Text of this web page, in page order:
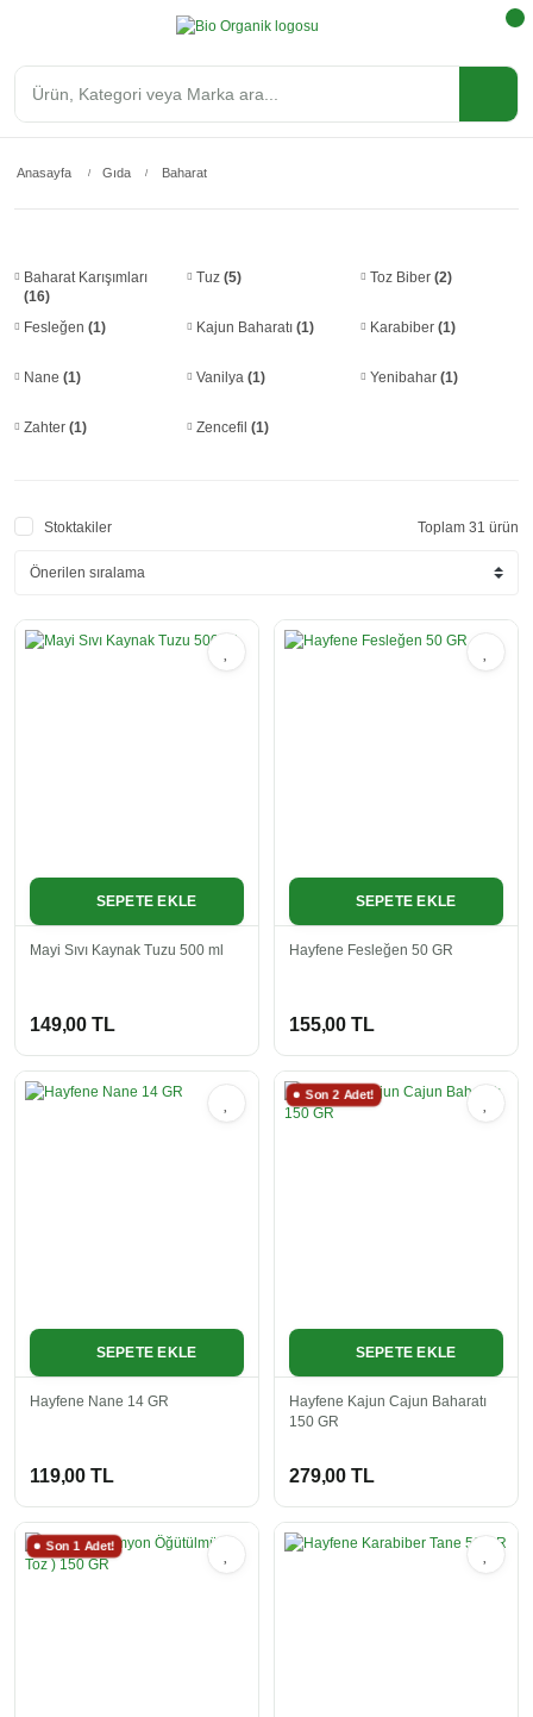
Anasayfa Gıda Baharat
Baharat Karışımları
(16)
Tuz(5) Toz Biber (2)
Fesleğen (1) Kajun Baharatı(1) Karabiber (1)
Nane (1) Vanilya(1) Yenibahar (1)
Zahter (1) Zencefil(1)
Stoktakiler Toplam 31 ürün
SEPETE EKLE
Mayi Sıvı Kaynak Tuzu 500 ml
149,00 TL
SEPETE EKLE
Hayfene Fesleğen 50 GR
155,00 TL
SEPETE EKLE
Hayfene Nane 14 GR
119,00 TL
Son 2 Adet!
SEPETE EKLE
Hayfene Kajun Cajun Baharatı
150 GR
279,00 TL
Son 1 Adet!